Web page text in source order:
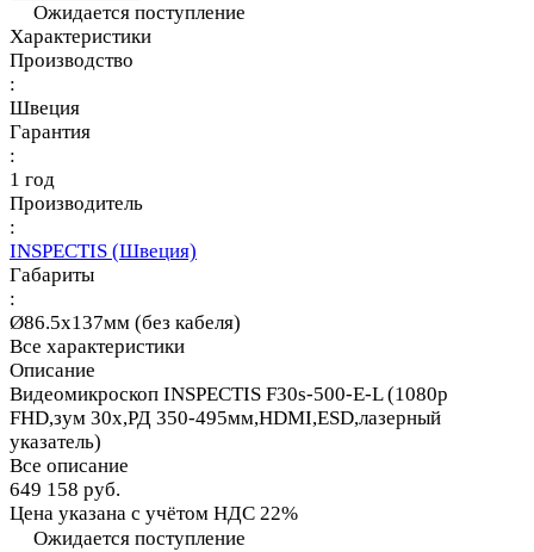
Ожидается поступление
Характеристики
Производство
:
Швеция
Гарантия
:
1 год
Производитель
:
INSPECTIS (Швеция)
Габариты
:
Ø86.5х137мм (без кабеля)
Все характеристики
Описание
Видеомикроскоп INSPECTIS F30s-500-E-L (1080p
FHD,зум 30x,РД 350-495мм,HDMI,ESD,лазерный
указатель)
Все описание
649 158 руб.
Цена указана с учётом НДС 22%
Ожидается поступление